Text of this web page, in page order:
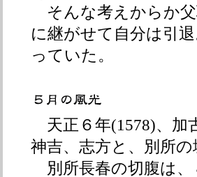
そんな考えからか父
に継がせて自分は引
っていた。
天正６年(1578)、加
神吉、志方と、別所
別所長春の切腹は、